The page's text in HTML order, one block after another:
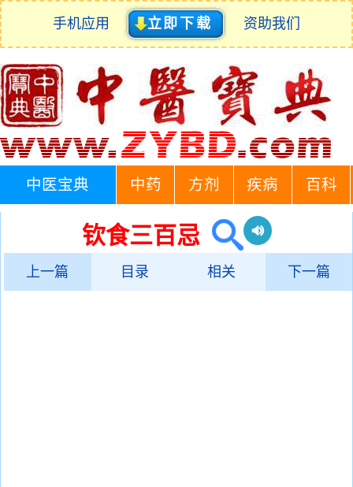
手机应用 立即下载 资助我们
中医宝典 中药 方剂 疾病 百科
钦食三百忌
上一篇 目录 相关 下一篇